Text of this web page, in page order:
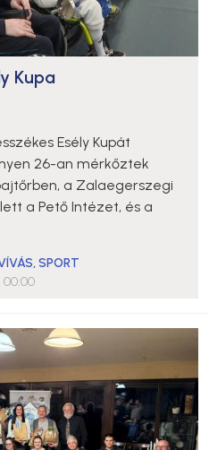
Kupa
Esély Kupát
26-an mérkőztek
a Zalaegerszegi
a Pető Intézet, és a
,SPORT
00:00